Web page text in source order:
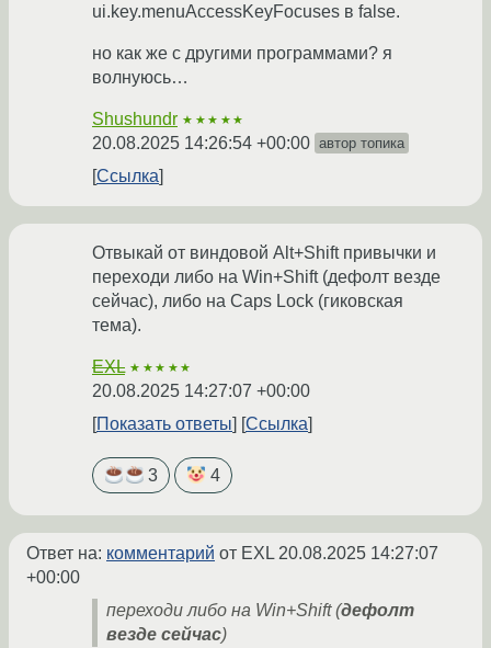
ui.key.menuAccessKeyFocuses в false.
но как же с другими программами? я
волнуюсь…
Shushundr ★★★★★
20.08.2025 14:26:54 +00:00 автор топика
Ссылка
Отвыкай от виндовой Alt+Shift привычки и
переходи либо на Win+Shift (дефолт везде
сейчас), либо на Caps Lock (гиковская
тема).
EXL ★★★★★
20.08.2025 14:27:07 +00:00
Показать ответы
Ссылка
3 4
Ответ на: комментарий от EXL 20.08.2025 14:27:07
+00:00
переходи либо на Win+Shift (дефолт
везде сейчас)